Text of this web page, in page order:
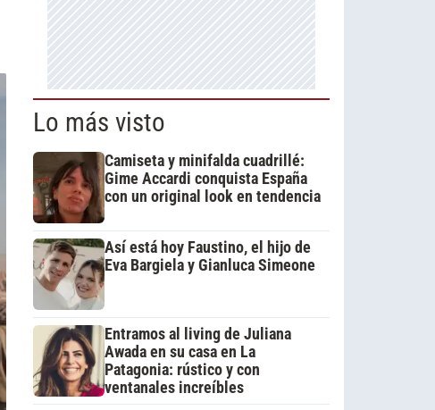
Lo más visto
Camiseta y minifalda cuadrillé:
Gime Accardi conquista España
con un original look en tendencia
Así está hoy Faustino, el hijo de
Eva Bargiela y Gianluca Simeone
Entramos al living de Juliana
Awada en su casa en La
Patagonia: rústico y con
ventanales increíbles